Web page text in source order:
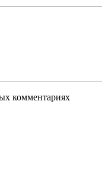
комментариях